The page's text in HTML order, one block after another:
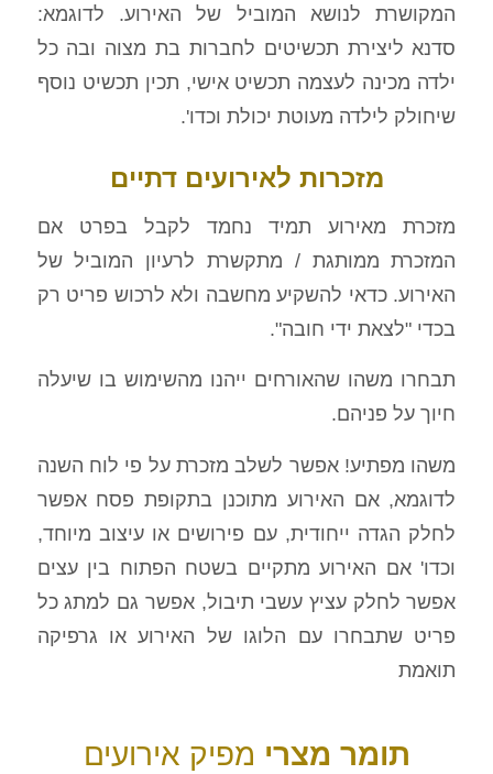
המקושרת לנושא המוביל של האירוע. לדוגמא:
סדנא ליצירת תכשיטים לחברות בת מצוה ובה כל
ילדה מכינה לעצמה תכשיט אישי, תכין תכשיט נוסף
שיחולק לילדה מעוטת יכולת וכדו'.
מזכרות לאירועים דתיים
מזכרת מאירוע תמיד נחמד לקבל בפרט אם
המזכרת ממותגת / מתקשרת לרעיון המוביל של
האירוע. כדאי להשקיע מחשבה ולא לרכוש פריט רק
בכדי "לצאת ידי חובה".
תבחרו משהו שהאורחים ייהנו מהשימוש בו שיעלה
חיוך על פניהם.
משהו מפתיע! אפשר לשלב מזכרת על פי לוח השנה
לדוגמא, אם האירוע מתוכנן בתקופת פסח אפשר
לחלק הגדה ייחודית, עם פירושים או עיצוב מיוחד,
וכדו' אם האירוע מתקיים בשטח הפתוח בין עצים
אפשר לחלק עציץ עשבי תיבול, אפשר גם למתג כל
פריט שתבחרו עם הלוגו של האירוע או גרפיקה
תואמת
תומר מצרי מפיק אירועים